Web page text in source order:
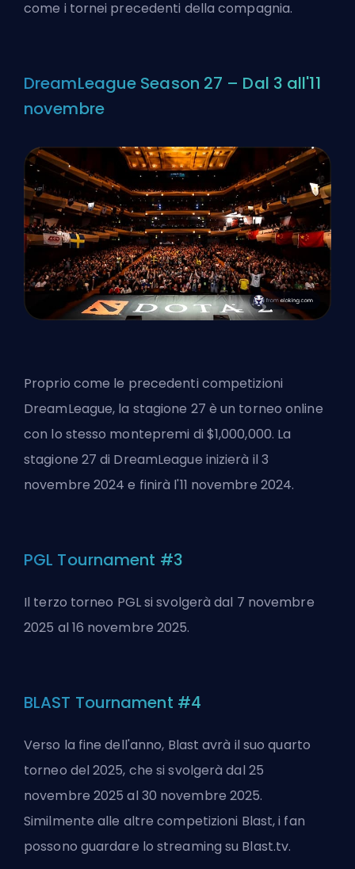
come i tornei precedenti della compagnia.
DreamLeague Season 27 – Dal 3 all'11
novembre
Proprio come le precedenti competizioni
DreamLeague, la stagione 27 è un torneo online
con lo stesso montepremi di $1,000,000. La
stagione 27 di DreamLeague inizierà il 3
novembre 2024 e finirà l'11 novembre 2024.
PGL Tournament #3
Il terzo torneo PGL si svolgerà dal 7 novembre
2025 al 16 novembre 2025.
BLAST Tournament #4
Verso la fine dell'anno, Blast avrà il suo quarto
torneo del 2025, che si svolgerà dal 25
novembre 2025 al 30 novembre 2025.
Similmente alle altre competizioni Blast, i fan
possono guardare lo streaming su Blast.tv.